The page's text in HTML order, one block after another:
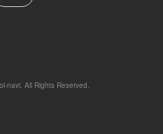
navi. All Rights Reserved.